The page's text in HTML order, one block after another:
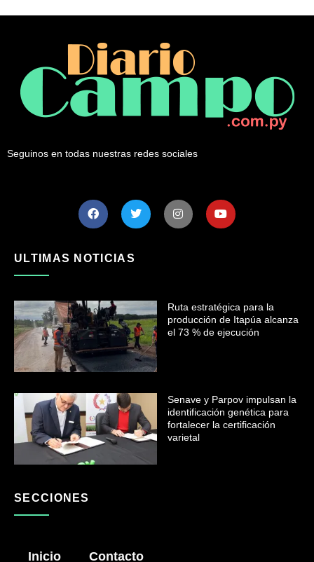
Seguinos en todas nuestras redes sociales
ULTIMAS NOTICIAS
Ruta estratégica para la
producción de Itapúa alcanza
el 73 % de ejecución
Senave y Parpov impulsan la
identificación genética para
fortalecer la certificación
varietal
SECCIONES
Inicio Contacto